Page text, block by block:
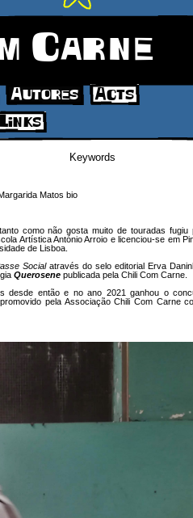
Carne
Autores
Acts
Links
Matos bio
como não gosta muito de touradas fugiu
Artística António Arroio e licenciou-se em
de Lisboa.
Socialatravés do selo editorial Erva
Querosene publicada pela Chili Com Carne.
desde então e no ano 2021 ganhou o
pela Associação Chili Com Carne